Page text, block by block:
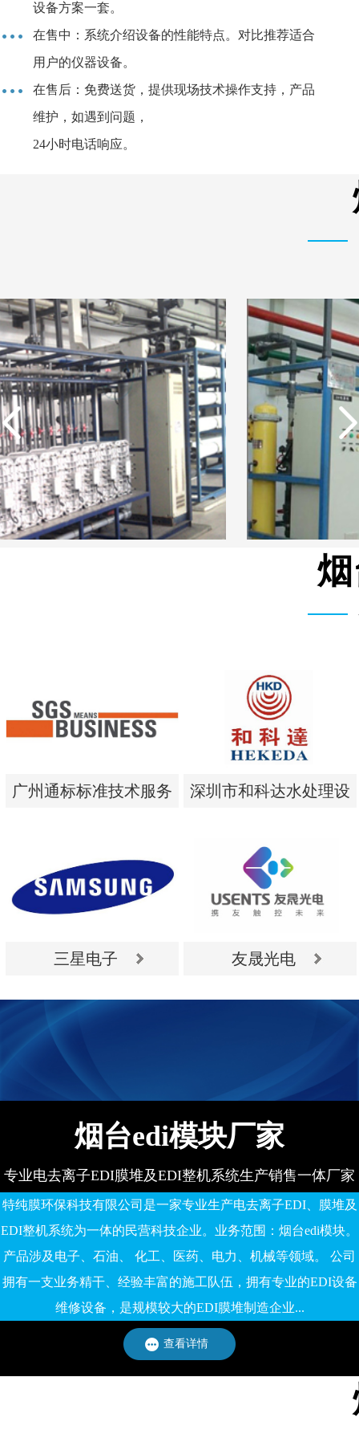
设备方案一套。
在售中：系统介绍设备的性能特点。对比推荐适合
用户的仪器设备。
在售后：免费送货，提供现场技术操作支持，产品
维护，如遇到问题，
24小时电话响应。
广州通标标准技术服务
广州通标标准技术服务
有限公司
深圳市和科达水处理设
深圳市和科达水处理设
备有限公司
三星电子 友晟光电
烟台edi模块厂家
专业电去离子EDI膜堆及EDI整机系统生产销售一体厂家
特纯膜环保科技有限公司是一家专业生产电去离子EDI、膜堆及
EDI整机系统为一体的民营科技企业。业务范围：烟台edi模块。
产品涉及电子、石油、 化工、医药、电力、机械等领域。 公司
拥有一支业务精干、经验丰富的施工队伍，拥有专业的EDI设备
维修设备，是规模较大的EDI膜堆制造企业...
查看详情